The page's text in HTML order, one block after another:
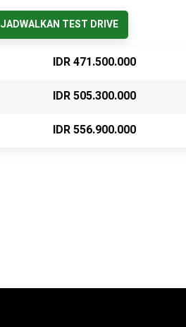
JADWALKAN TEST DRIVE
IDR 471.500.000
IDR 505.300.000
IDR 556.900.000